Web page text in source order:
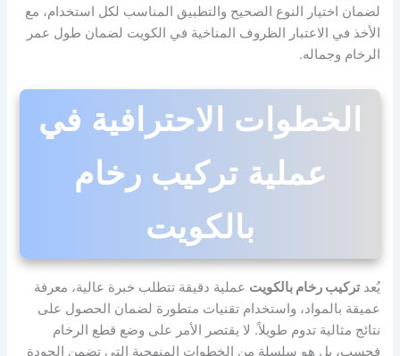
لضمان اختيار النوع الصحيح والتطبيق المناسب لكل استخدام، مع
الأخذ في الاعتبار الظروف المناخية في الكويت لضمان طول عمر
الرخام وجماله.
الخطوات الاحترافية في
عملية تركيب رخام
بالكويت
يُعدتركيب رخام بالكويت عملية دقيقة تتطلب خبرة عالية، معرفة
عميقة بالمواد، واستخدام تقنيات متطورة لضمان الحصول على
نتائج مثالية تدوم طويلاً. لا يقتصر الأمر على وضع قطع الرخام
فحسب، بل هو سلسلة من الخطوات المنهجية التي تضمن الجودة